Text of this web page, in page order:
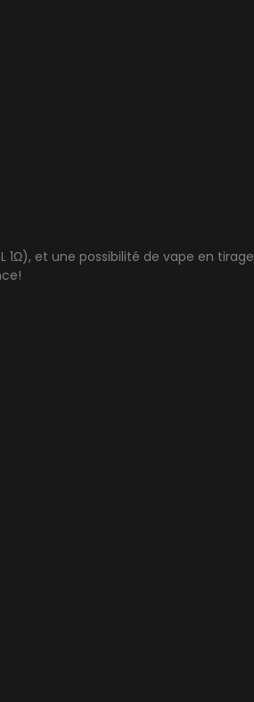
1Ω), et une possibilité de vape en tirage